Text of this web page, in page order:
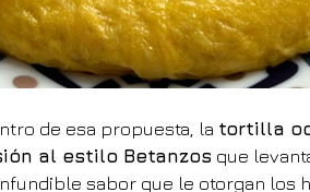
de esa propuesta, la tortilla
al estilo Betanzos que
sabor que le otorgan los